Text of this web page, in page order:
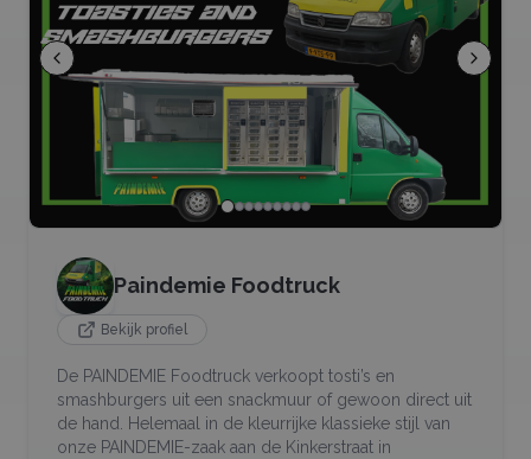
Paindemie Foodtruck
Bekijk profiel
De PAINDEMIE Foodtruck verkoopt tosti’s en
smashburgers uit een snackmuur of gewoon direct uit
de hand. Helemaal in de kleurrijke klassieke stijl van
onze PAINDEMIE-zaak aan de Kinkerstraat in